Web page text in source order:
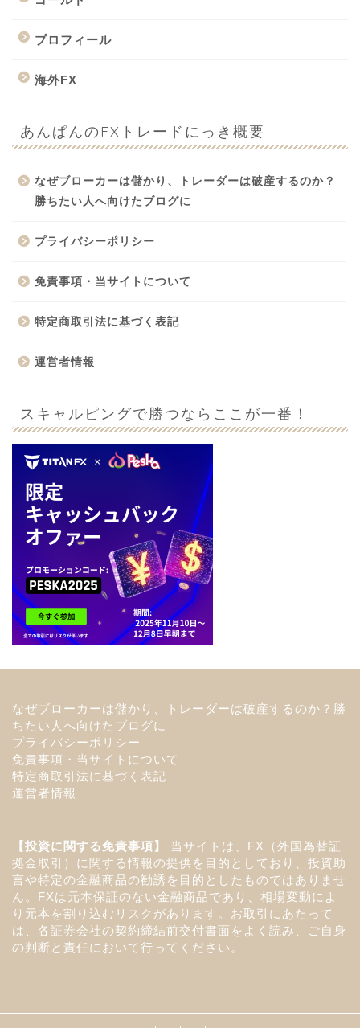
プロフィール
海外FX
あんぱんのFXトレードにっき概要
なぜブローカーは儲かり、トレーダーは破産するのか？
勝ちたい人へ向けたブログに
プライバシーポリシー
免責事項・当サイトについて
特定商取引法に基づく表記
運営者情報
スキャルピングで勝つならここが一番！
なぜブローカーは儲かり、トレーダーは破産するのか？勝
ちたい人へ向けたブログに
プライバシーポリシー
免責事項・当サイトについて
特定商取引法に基づく表記
運営者情報
【投資に関する免責事項】
当サイトは、FX（外国為替証
拠金取引）に関する情報の提供を目的としており、投資助
言や特定の金融商品の勧誘を目的としたものではありませ
ん。FXは元本保証のない金融商品であり、相場変動によ
り元本を割り込むリスクがあります。お取引にあたって
は、各証券会社の契約締結前交付書面をよく読み、ご自身
の判断と責任において行ってください。